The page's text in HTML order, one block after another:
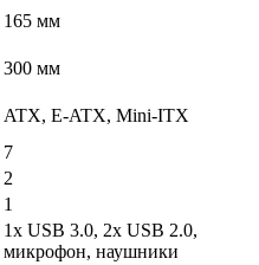
165 мм
300 мм
ATX, E-ATX, Mini-ITX
7
2
1
1x USB 3.0, 2x USB 2.0,
микрофон, наушники